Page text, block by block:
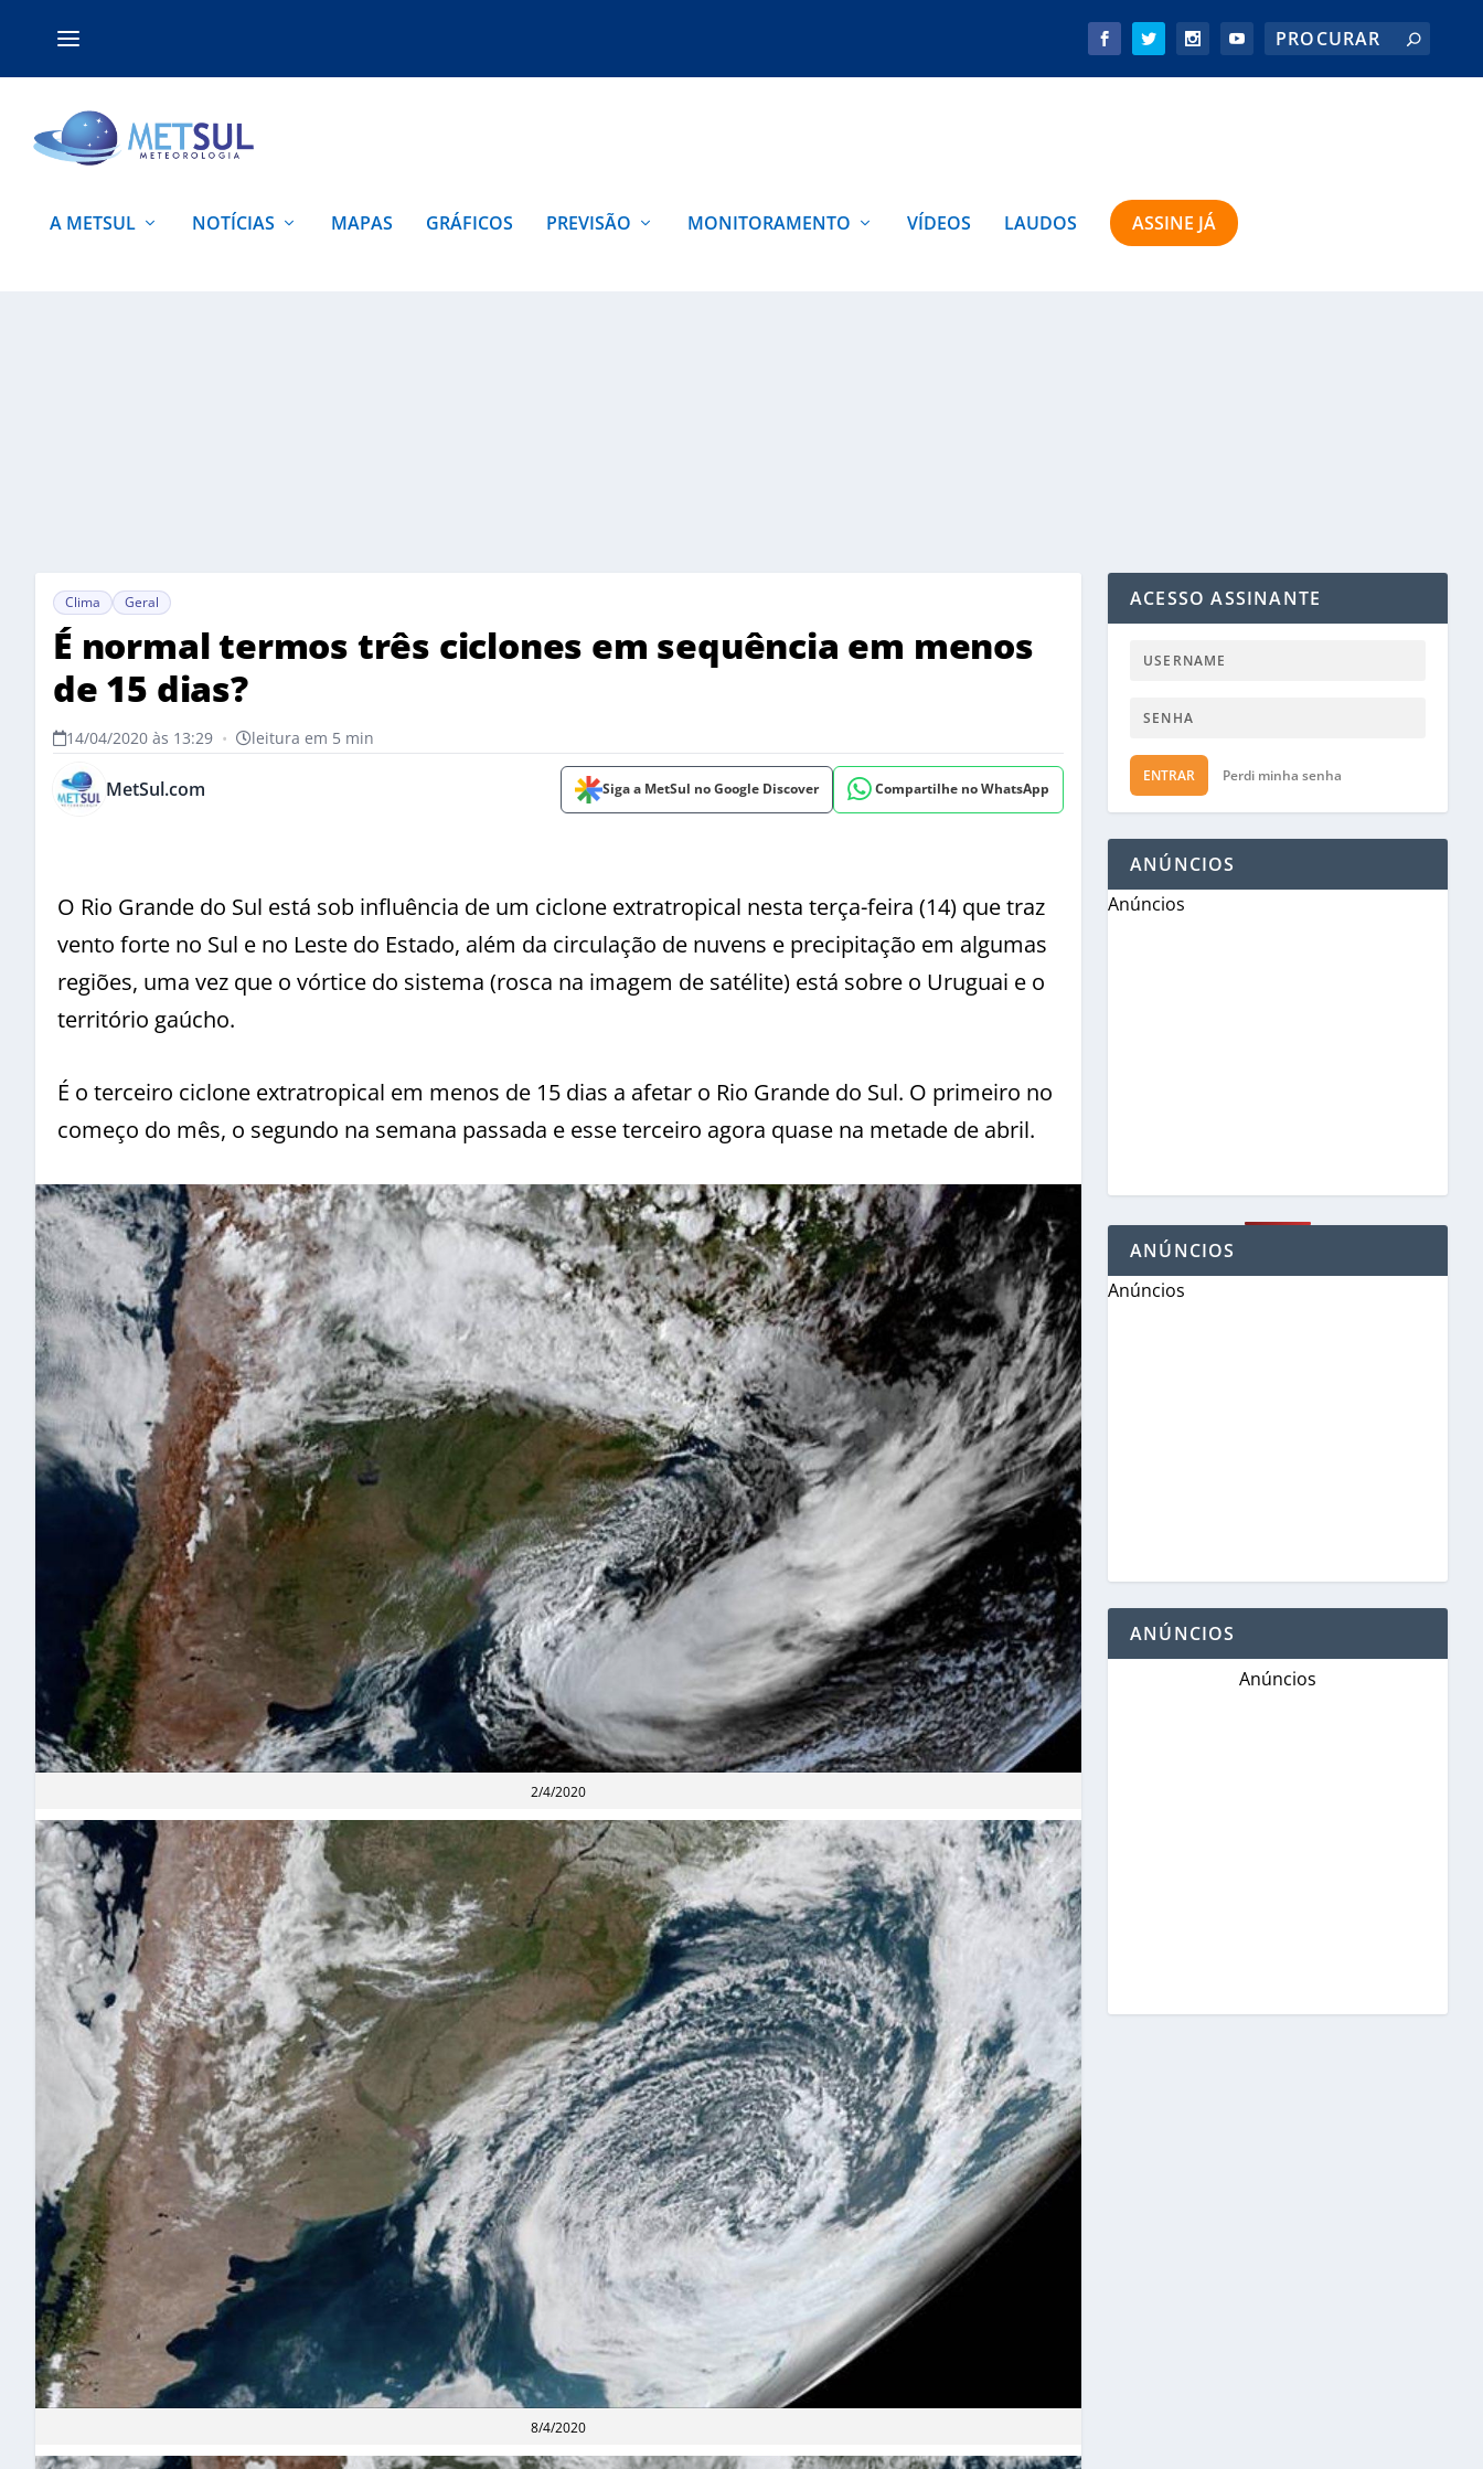
A METSUL NOTÍCIAS MAPAS GRÁFICOS PREVISÃO MONITORAMENTO VÍDEOS LAUDOS ASSINE JÁ
Clima Geral
É normal termos três ciclones em sequência em menos
de 15 dias?
14/04/2020 às 13:29 • leitura em 5 min
MetSul.com Siga a MetSul no Google Discover Compartilhe no WhatsApp
O Rio Grande do Sul está sob influência de um ciclone extratropical nesta terça-feira (14) que traz
vento forte no Sul e no Leste do Estado, além da circulação de nuvens e precipitação em algumas
regiões, uma vez que o vórtice do sistema (rosca na imagem de satélite) está sobre o Uruguai e o
território gaúcho.
É o terceiro ciclone extratropical em menos de 15 dias a afetar o Rio Grande do Sul. O primeiro no
começo do mês, o segundo na semana passada e esse terceiro agora quase na metade de abril.
2/4/2020
8/4/2020
ACESSO ASSINANTE
ENTRAR Perdi minha senha
ANÚNCIOS
Anúncios
ANÚNCIOS
Anúncios
ANÚNCIOS
Anúncios